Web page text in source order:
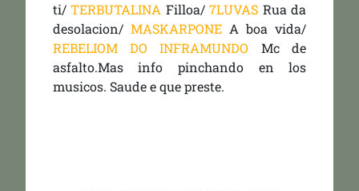
ti/TERBUTALINA Filloa/7LUVAS Rua da
desolacion/MASKARPONEA boa vida/
REBELIOM DO INFRAMUNDO Mc de
asfalto.Mas info pinchando en los
musicos. Saude e que preste.